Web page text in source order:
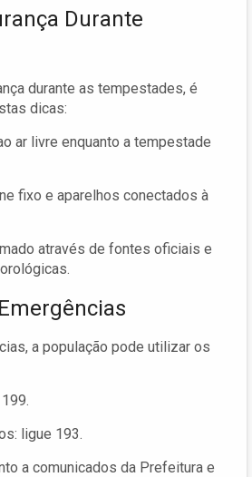
Durante
durante as tempestades, é
dicas:
ar livre enquanto a tempestade
fixo e aparelhos conectados à
através de fontes oficiais e
a população pode utilizar os
ligue 193.
a comunicados da Prefeitura e